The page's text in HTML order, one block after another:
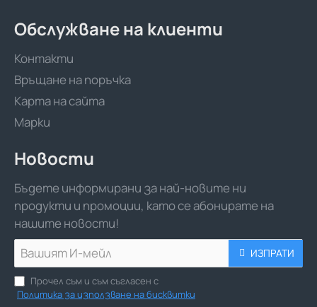
Обслужване на клиенти
Контакти
Връщане на поръчка
Карта на сайта
Марки
Новости
Бъдете информирани за най-новите ни
продукти и промоции, като се абонирате на
нашите новости!
И-
мейл
ИЗПРАТИ
Прочел съм и съм съгласен с
Политика за използване на бисквитки